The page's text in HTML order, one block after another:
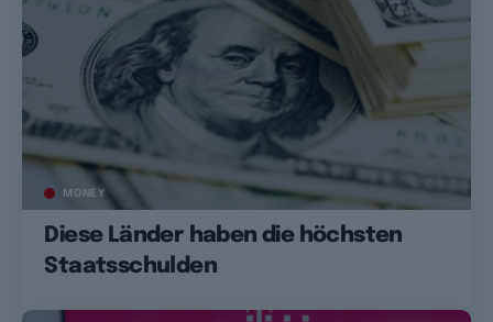
MONEY
Diese Länder haben die höchsten
Staatsschulden